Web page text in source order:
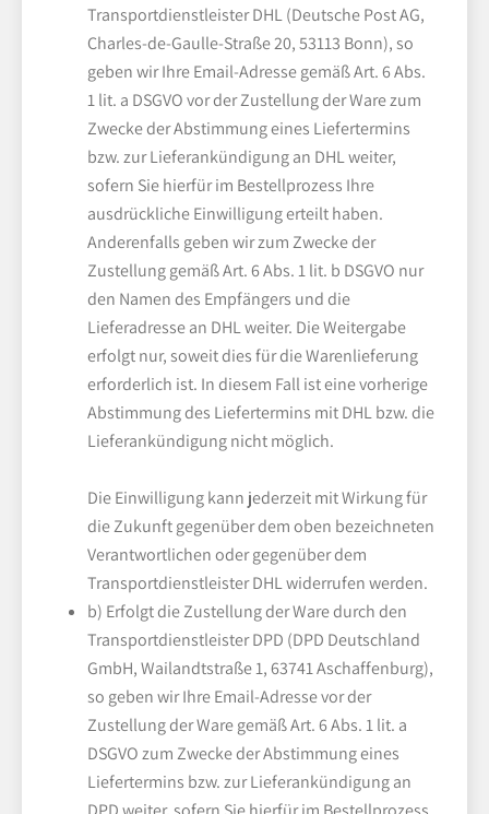
Transportdienstleister DHL (Deutsche Post AG,
Charles-de-Gaulle-Straße 20, 53113 Bonn), so
geben wir Ihre Email-Adresse gemäß Art. 6 Abs.
1 lit. a DSGVO vor der Zustellung der Ware zum
Zwecke der Abstimmung eines Liefertermins
bzw. zur Lieferankündigung an DHL weiter,
sofern Sie hierfür im Bestellprozess Ihre
ausdrückliche Einwilligung erteilt haben.
Anderenfalls geben wir zum Zwecke der
Zustellung gemäß Art. 6 Abs. 1 lit. b DSGVO nur
den Namen des Empfängers und die
Lieferadresse an DHL weiter. Die Weitergabe
erfolgt nur, soweit dies für die Warenlieferung
erforderlich ist. In diesem Fall ist eine vorherige
Abstimmung des Liefertermins mit DHL bzw. die
Lieferankündigung nicht möglich.
Die Einwilligung kann jederzeit mit Wirkung für
die Zukunft gegenüber dem oben bezeichneten
Verantwortlichen oder gegenüber dem
Transportdienstleister DHL widerrufen werden.
b) Erfolgt die Zustellung der Ware durch den
Transportdienstleister DPD (DPD Deutschland
GmbH, Wailandtstraße 1, 63741 Aschaffenburg),
so geben wir Ihre Email-Adresse vor der
Zustellung der Ware gemäß Art. 6 Abs. 1 lit. a
DSGVO zum Zwecke der Abstimmung eines
Liefertermins bzw. zur Lieferankündigung an